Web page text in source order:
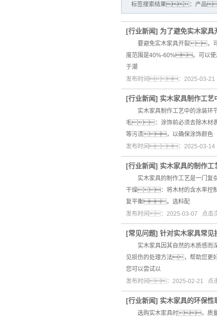
标签搜索结果：产品
[行业新闻] 为了避免实木家具
要避免实木家具开裂，
度范围是40%-60%。可以使
于潮
发布时间：2025-03-
[行业新闻] 实木家具制作工艺
实木家具制作工艺中的涂装
毛：涂饰前必须去除木材
等污渍，以确保涂饰颜色
发布时间：2025-03-
[行业新闻] 实木家具的制作工
实木家具的制作工艺是一门
干燥：将木材的含水率控
复平衡。选料配
发布时间：2025-03-07 点
[常见问题] 针对实木家具常见
实木家具因其自然的木质感而
见损伤的处理方法，帮助
您可以尝试以
发布时间：2025-02-21 点
[行业新闻] 实木家具的环保性
选购实木家具时，质量